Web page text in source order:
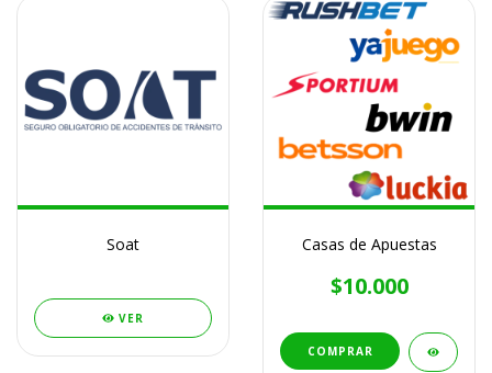
Soat
VER
Casas de Apuestas
$10.000
COMPRAR